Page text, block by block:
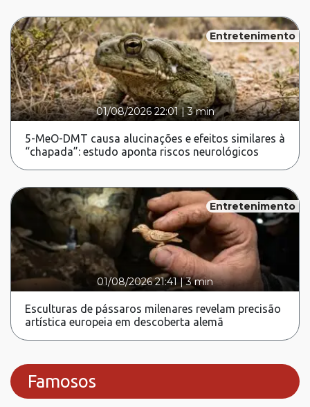
Entretenimento
01/08/2026 22:01|3 min
5-MeO-DMT causa alucinações e efeitos similares à
“chapada”: estudo aponta riscos neurológicos
Entretenimento
01/08/2026 21:41 |3 min
Esculturas de pássaros milenares revelam precisão
artística europeia em descoberta alemã
Famosos